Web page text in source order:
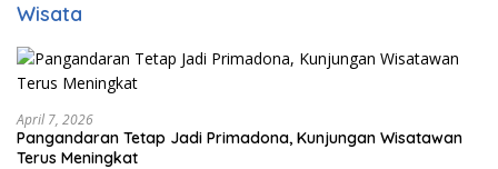
Wisata
April 7, 2026
Pangandaran Tetap Jadi Primadona, Kunjungan Wisatawan
Terus Meningkat